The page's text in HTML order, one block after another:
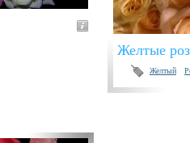
Желтые
Желтый